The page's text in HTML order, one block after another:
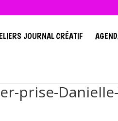
JOURNAL CRÉATIF
prise-